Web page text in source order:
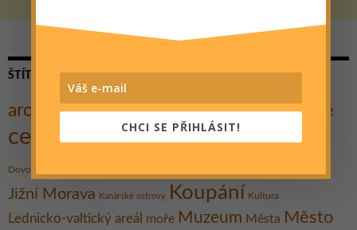
ŠTÍTKY
architektura Autostop Cesta kolem světa Cestovatelé
cestováníCyklo Dobrodružství Dobročinnost
Dovolená
Jižní Morava Kanárské ostrovy Koupání Kultura
Lednicko-valtický areál moře Muzeum Města Město
CHCI SE PŘIHLÁSIT!